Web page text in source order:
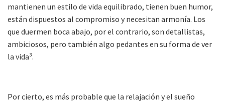
mantienen un estilo de vida equilibrado, tienen buen humor,
están dispuestos al compromiso y necesitan armonía. Los
que duermen boca abajo, por el contrario, son detallistas,
ambiciosos, pero también algo pedantes en su forma de ver
la vida³.
Por cierto, es más probable que la relajación y el sueño